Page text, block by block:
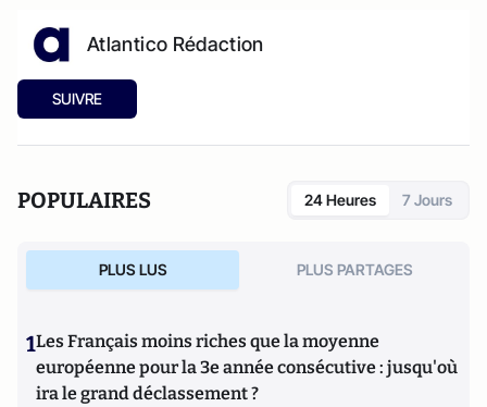
Atlantico Rédaction
SUIVRE
POPULAIRES 24 Heures 7 Jours
PLUS LUS PLUS PARTAGES
1Les Français moins riches que la moyenne
européenne pour la 3e année consécutive : jusqu'où
ira le grand déclassement ?